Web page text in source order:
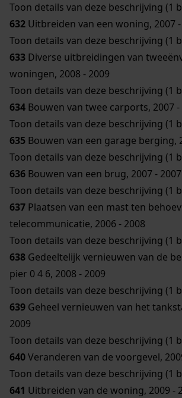
Toon details van deze beschrijving (1
632 Uitbreiden van een woning, 2007 -
Toon details van deze beschrijving (1
633 Diverse uitbreidingen van
woningen, 2008 - 2009
Toon details van deze beschrijving (1
634 Bouwen van twee carports, 2007 -
Toon details van deze beschrijving (1
635 Bouwen van een garage berging,
Toon details van deze beschrijving (1
636 Bouwen van een brug, 2007 - 2007
Toon details van deze beschrijving (1
637 Plaatsen van een mast ten
telecommunicatie, 2006 - 2008
Toon details van deze beschrijving (1
638 Gedeeltelijk vernieuwen van de
pier 0 4 6, 2008 - 2009
Toon details van deze beschrijving (1
639 Geheel vernieuwen van het
2009
Toon details van deze beschrijving (1
640Veranderen van de voorgevel,
Toon details van deze beschrijving (1
641 Uitbreiden van de woning, 2009 -